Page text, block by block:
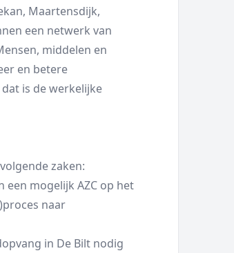
Maartensdijk,
een netwerk van
middelen en
en betere
is de werkelijke
zaken:
een mogelijk AZC op het
naar
in De Bilt nodig